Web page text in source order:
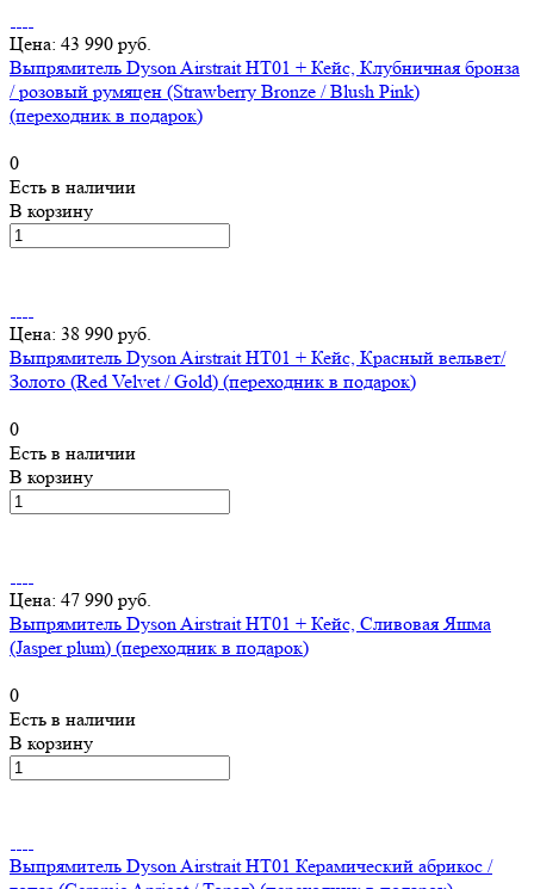
Цена: 43 990 руб.
Выпрямитель Dyson Airstrait HT01 + Кейс, Клубничная бронза
/ розовый румяцен (Strawberry Bronze / Blush Pink)
(переходник в подарок)
0
Есть в наличии
В корзину
Цена: 38 990 руб.
Выпрямитель Dyson Airstrait HT01 + Кейс, Красный вельвет/
Золото (Red Velvet / Gold) (переходник в подарок)
0
Есть в наличии
В корзину
Цена: 47 990 руб.
Выпрямитель Dyson Airstrait HT01 + Кейс, Сливовая Яшма
(Jasper plum) (переходник в подарок)
0
Есть в наличии
В корзину
Выпрямитель Dyson Airstrait HT01 Керамический абрикос /